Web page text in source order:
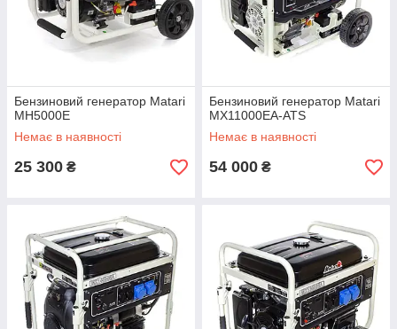
Бензиновий генератор Matari
MH5000E
Немає в наявності
25 300 ₴
Бензиновий генератор Matari
MX11000EA-ATS
Немає в наявності
54 000 ₴